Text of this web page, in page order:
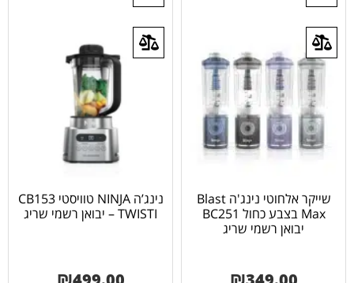
שייקר אלחוטי נינג'ה Blast
Max בצבע כחול BC251
יבואן רשמי שריג
נינג’ה NINJA טוויסטי CB153
– TWISTI יבואן רשמי שריג